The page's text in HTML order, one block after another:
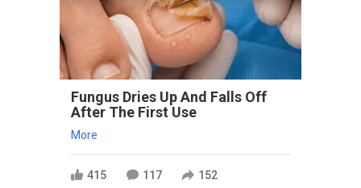
Fungus Dries Up And Falls Off
After The First Use
More
415 117 152